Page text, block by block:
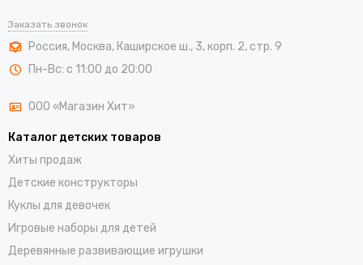
Заказать звонок
Россия, Москва, Каширское ш., 3, корп. 2, стр. 9
Пн-Вс: с 11:00 до 20:00
ООО «Магазин Хит»
Каталог детских товаров
Хиты продаж
Детские конструкторы
Куклы для девочек
Игровые наборы для детей
Деревянные развивающие игрушки